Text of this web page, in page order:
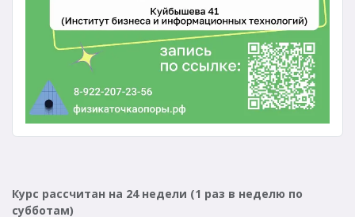
Курс рассчитан на 24 недели (1 раз в неделю по
субботам)